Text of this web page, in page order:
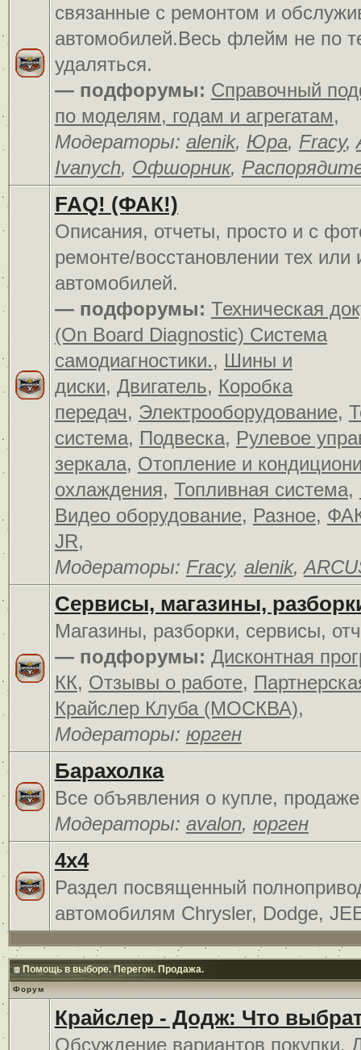
связанные с ремонтом и
автомобилей.Весь флейм не по
удаляться.
— подфорумы: Справочный
по моделям, годам и агрегатам,
Модераторы: alenik, Юра, Fracy,
Ivanych, Офшорник,
FAQ! (ФАК!)
Описания, отчеты, просто и c
ремонте/восстановлении тех или
автомобилей.
— подфорумы: Техническая
(On Board Diagnostic) Система
самодиагностики., Шины и
диски, Двигатель, Коробка
передач, Электрооборудование,
система, Подвеска, Рулевое
зеркала, Отопление и
охлаждения, Топливная система,
Видео оборудование, Разное,
JR,
Модераторы: Fracy, alenik,
Сервисы, магазины,
Магазины, разборки, сервисы,
— подфорумы: Дисконтная
КК, Отзывы о работе,
Крайслер Клуба (МОСКВА),
Модераторы: юрген
Барахолка
Все объявления о купле,
Модераторы: avalon, юрген
4x4
Раздел посвященный
автомобилям Chrysler, Dodge,
Помощь в выборе. Перегон. Продажа.
Форум
Крайслер - Додж: Что
Обсуждение вариантов покупки.